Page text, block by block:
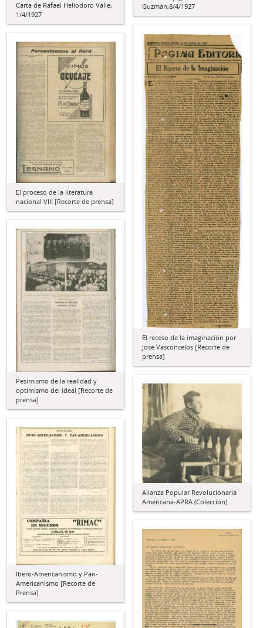
Guzmán,8/4/1927
Carta de Rafael Heliodoro Valle,
1/4/1927
El receso de la imaginación por
José Vasconcelos [Recorte de
prensa]
El proceso de la literatura
nacional VIII [Recorte de prensa]
Pesimismo de la realidad y
optimismo del ideal [Recorte de
prensa]
Alianza Popular Revolucionaria
Americana-APRA (Colección)
Ibero-Americanismo y Pan-
Americanismo [Recorte de
Prensa]